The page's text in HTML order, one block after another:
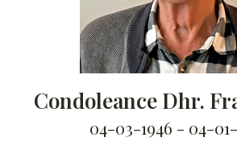
Condoleance Dhr.
04-03-1946 - 04-